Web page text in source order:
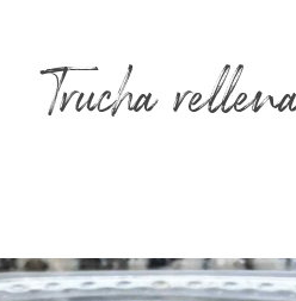
Trucha